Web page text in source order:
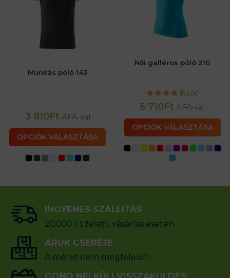
Munkás póló 143
3 810Ft ÁFA-val
OPCIÓK VÁLASZTÁSA
Női galléros póló 210
(2x)
5 710Ft ÁFA-val
OPCIÓK VÁLASZTÁSA
INGYENES SZÁLLÍTÁS
20000 Ft feletti vásárlás esetén
ÁRUK CSERÉJE
A méret nem megfelelő?